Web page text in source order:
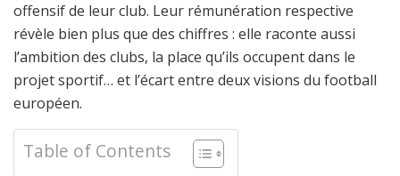
offensif de leur club. Leur rémunération respective
révèle bien plus que des chiffres : elle raconte aussi
l’ambition des clubs, la place qu’ils occupent dans le
projet sportif… et l’écart entre deux visions du football
européen.
Table of Contents